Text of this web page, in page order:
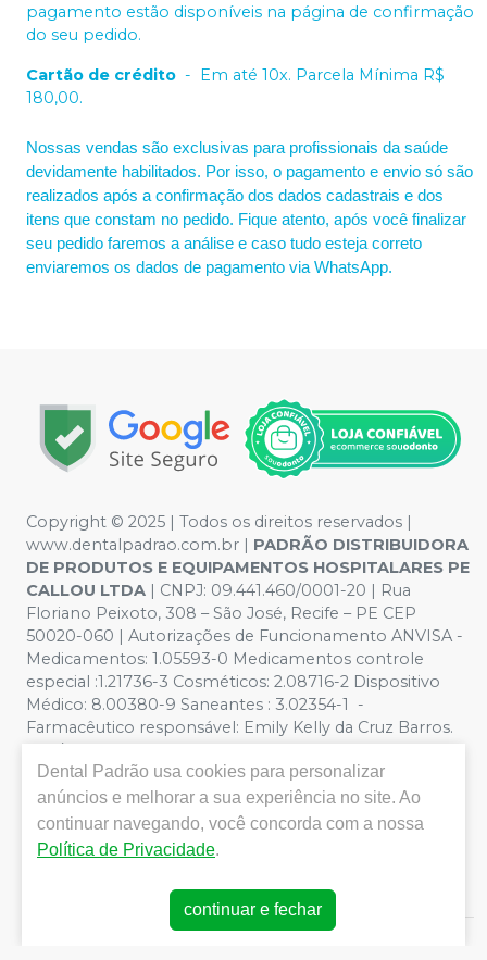
pagamento estão disponíveis na página de confirmação
do seu pedido.
Cartão de crédito - Em até 10x. Parcela Mínima R$
180,00.
Nossas vendas são exclusivas para profissionais da saúde
devidamente habilitados. Por isso, o pagamento e envio só são
realizados após a confirmação dos dados cadastrais e dos
itens que constam no pedido. Fique atento, após você finalizar
seu pedido faremos a análise e caso tudo esteja correto
enviaremos os dados de pagamento via WhatsApp.
Copyright © 2025 | Todos os direitos reservados |
www.dentalpadrao.com.br | PADRÃO DISTRIBUIDORA
DE PRODUTOS E EQUIPAMENTOS HOSPITALARES PE
CALLOU LTDA | CNPJ: 09.441.460/0001-20 | Rua
Floriano Peixoto, 308 – São José, Recife – PE CEP
50020-060 | Autorizações de Funcionamento ANVISA -
Medicamentos: 1.05593-0 Medicamentos controle
especial :1.21736-3 Cosméticos: 2.08716-2 Dispositivo
Médico: 8.00380-9 Saneantes : 3.02354-1 -
Farmacêutico responsável: Emily Kelly da Cruz Barros.
CRF/PE nº 10109 | Política de Privacidade e Segurança -
Fotos meramente ilustrativas - Os preços e condições
da loja virtual estão sujeitos a alterações. Em caso de
divergência de preços no site, o valor válido é o do
Carrinho de Compra. Não vendemos por atacado, por
isso nos reservamos o direito de não atender compras
de grandes volumes pelo site.
Dental Padrão usa cookies para personalizar
anúncios e melhorar a sua experiência no site. Ao
continuar navegando, você concorda com a nossa
Política de Privacidade.
continuar e fechar